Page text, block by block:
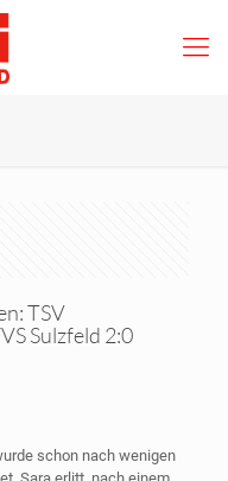
TSV
Sulzfeld 2:0
schon nach wenigen